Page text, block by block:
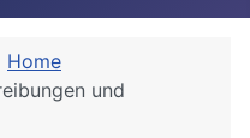
Home
und